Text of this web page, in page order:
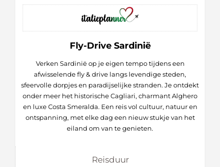
Fly-Drive Sardinië
Verken Sardinië op je eigen tempo tijdens een
afwisselende fly & drive langs levendige steden,
sfeervolle dorpjes en paradijselijke stranden. Je ontdekt
onder meer het historische Cagliari, charmant Alghero
en luxe Costa Smeralda. Een reis vol cultuur, natuur en
ontspanning, met elke dag een nieuw stukje van het
eiland om van te genieten.
Reisduur